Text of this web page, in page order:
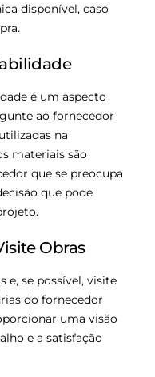
disponível, caso
é um aspecto
ao fornecedor
na
materiais são
que se preocupa
que pode
Obras
e, se possível, visite
do fornecedor
uma visão
e a satisfação